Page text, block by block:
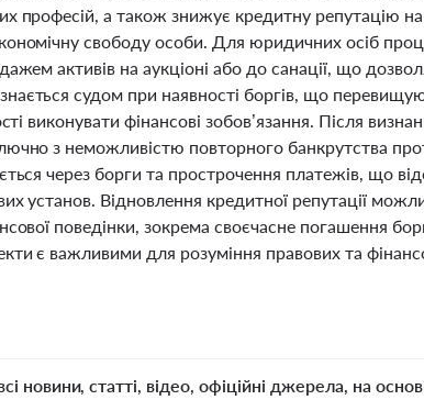
професій, а також знижує кредитну репутацію
свободу особи. Для юридичних осіб
активів на аукціоні або до санації, що
судом при наявності боргів, що
виконувати фінансові зобов’язання. Після
з неможливістю повторного банкрутства
через борги та прострочення платежів, що
установ. Відновлення кредитної репутації
поведінки, зокрема своєчасне погашення
є важливими для розуміння правових та
новини, статті, відео, офіційні джерела, на